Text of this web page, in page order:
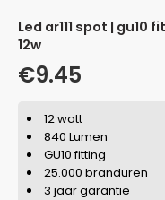
led ar111 spot | gu10 fitting | 45° | dimbaar | zwart |
12w
€9.45
12 watt
840 Lumen
GU10 fitting
25.000 branduren
3 jaar garantie